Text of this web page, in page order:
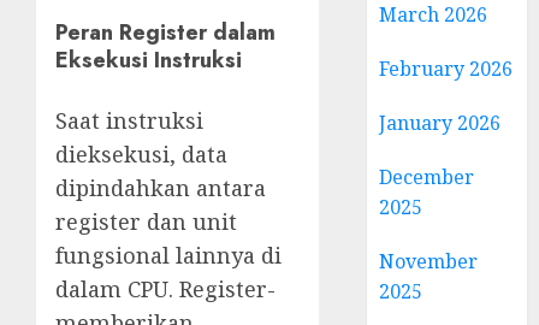
Peran Register dalam
Eksekusi Instruksi
Saat instruksi
dieksekusi, data
dipindahkan antara
register dan unit
fungsional lainnya di
dalam CPU. Register-
March 2026
February 2026
January 2026
December
2025
November
2025